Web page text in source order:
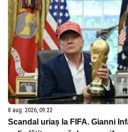
8 aug. 2026, 09:22
Scandal uriaș la FIFA. Gianni